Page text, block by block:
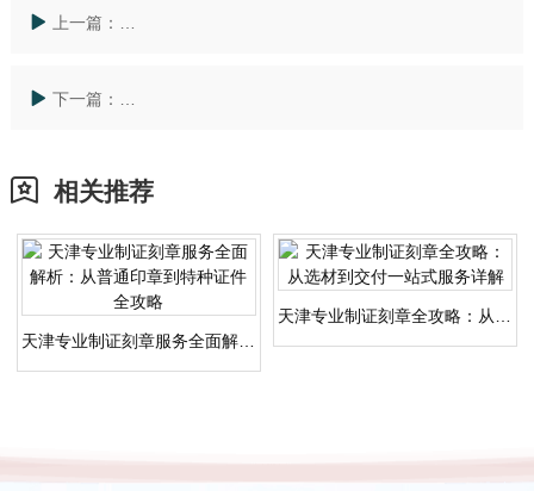
上一篇：
下一篇：
相关推荐
天津专业制证刻章服务全面解析：从普通印章到特种证件全攻略